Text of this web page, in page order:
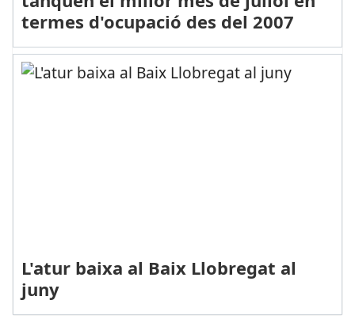
termes d'ocupació des del 2007
L'atur baixa al Baix Llobregat al
juny